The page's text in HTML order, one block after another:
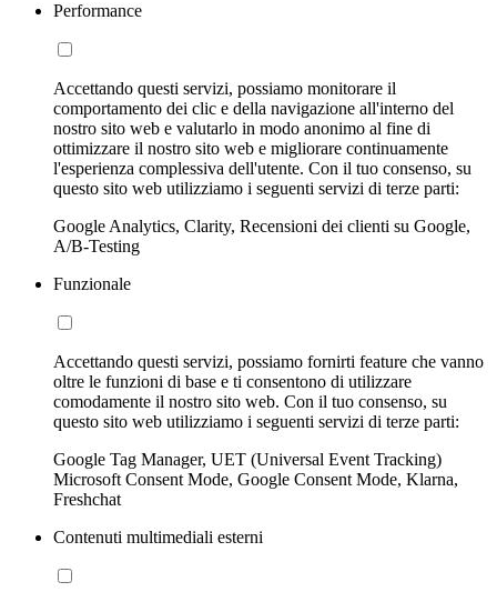
Performance
Accettando questi servizi, possiamo monitorare il
comportamento dei clic e della navigazione all'interno del
nostro sito web e valutarlo in modo anonimo al fine di
ottimizzare il nostro sito web e migliorare continuamente
l'esperienza complessiva dell'utente. Con il tuo consenso, su
questo sito web utilizziamo i seguenti servizi di terze parti:
Google Analytics, Clarity, Recensioni dei clienti su Google,
A/B-Testing
Funzionale
Accettando questi servizi, possiamo fornirti feature che vanno
oltre le funzioni di base e ti consentono di utilizzare
comodamente il nostro sito web. Con il tuo consenso, su
questo sito web utilizziamo i seguenti servizi di terze parti:
Google Tag Manager, UET (Universal Event Tracking)
Microsoft Consent Mode, Google Consent Mode, Klarna,
Freshchat
Contenuti multimediali esterni